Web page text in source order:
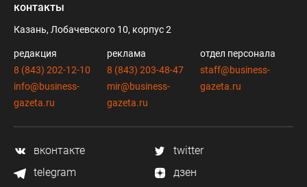
контакты
Казань, Лобачевского 10, корпус 2
редакция
8 (843) 202-12-10
info@business-
gazeta.ru
реклама
8 (843) 203-48-47
mir@business-
gazeta.ru
отдел персонала
staff@business-
gazeta.ru
вконтакте
twitter
telegram
дзен